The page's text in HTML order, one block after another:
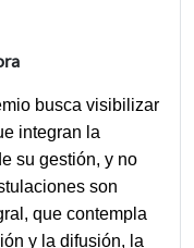
busca visibilizar
integran la
su gestión, y no
son
que contempla
y la difusión, la